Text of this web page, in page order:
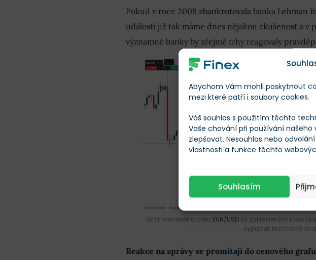
Abychom Vám mohli poskytnout
mezi které patří i soubory cookies.
Váš souhlas s použitím těchto
Vaše chování při používání
zlepšovat. Nesouhlas nebo
vlastnosti a funkce těchto
Souhlasím
Pokud v roce 2008 zbankrotovala banka Lehman
události již tak máme dnes nějakou zkušenost a v
významné banky by zřejmě trhy reagovaly
Graf měnového páru EUR/USDse zakresleným
vypadat technické
Reakce na zprávy se promítají do cenového